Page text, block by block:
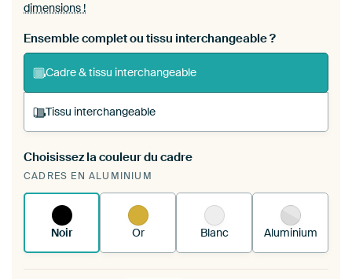
dimensions !
Ensemble complet ou tissu interchangeable ?
Cadre & tissu interchangeable
Tissu interchangeable
Vous tendez une nouvelle impression dans votre
cadre d'art existant
fonctionne.
Choisissez la couleur du cadre
CADRES EN ALUMINIUM
Noir Or Blanc Aluminium